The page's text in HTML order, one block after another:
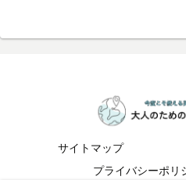
サイトマップ
プライバシーポリ